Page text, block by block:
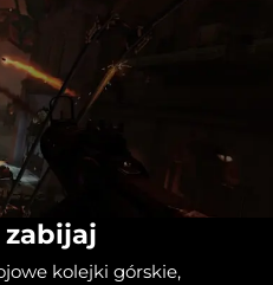
zabijaj
kolejki górskie,